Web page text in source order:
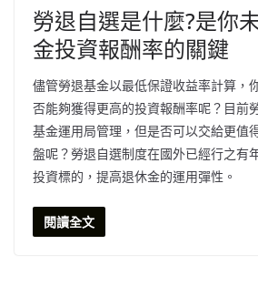
勞退自選是什麼?是你
金投資報酬率的關鍵
儘管勞退基金以最低保證收益率計算，
否能夠獲得更高的投資報酬率呢？目前
基金運用局管理，但是否可以交給更值
盤呢？勞退自選制度在國外已經行之有
投資標的，提高退休金的運用彈性。
閱讀全文